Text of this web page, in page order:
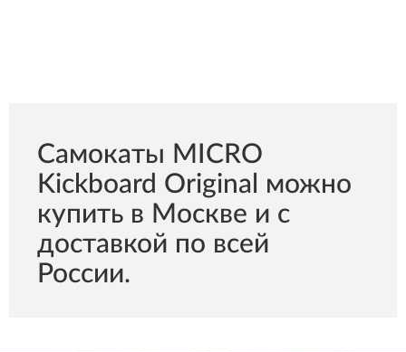
Самокаты MICRO
Kickboard Original можно
купить в Москве и с
доставкой по всей
России.